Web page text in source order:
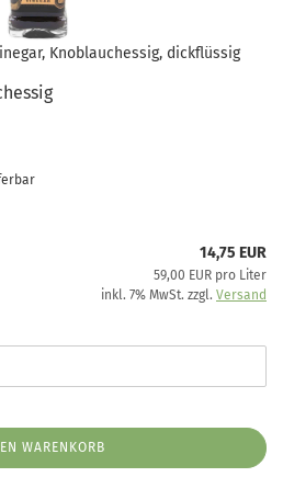
Knoblauchessig, dickflüssig
14,75 EUR
59,00 EUR pro Liter
inkl. 7% MwSt. zzgl. Versand
WARENKORB